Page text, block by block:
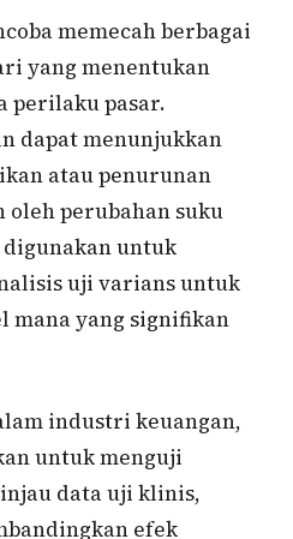
memecah berbagai
yang menentukan
perilaku pasar.
dapat menunjukkan
atau penurunan
oleh perubahan suku
untuk
uji varians untuk
mana yang signifikan
industri keuangan,
untuk menguji
data uji klinis,
efek